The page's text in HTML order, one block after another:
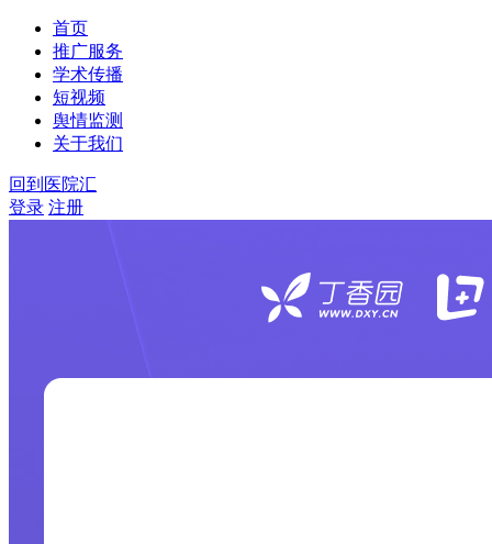
首页
推广服务
学术传播
短视频
舆情监测
关于我们
回到医院汇
登录 注册